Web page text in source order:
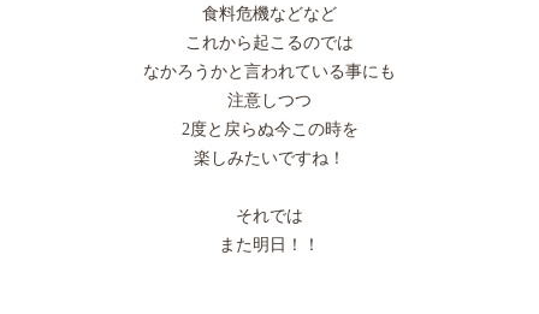
食料危機などなど
これから起こるのでは
なかろうかと言われている事にも
注意しつつ
2度と戻らぬ今この時を
楽しみたいですね！
それでは
また明日！！